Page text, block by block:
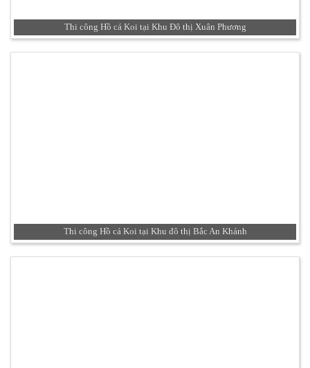
Thi công Hồ cá Koi tại Khu Đô thị Xuân Phương
Thi công Hồ cá Koi tại Khu đô thị Bắc An Khánh